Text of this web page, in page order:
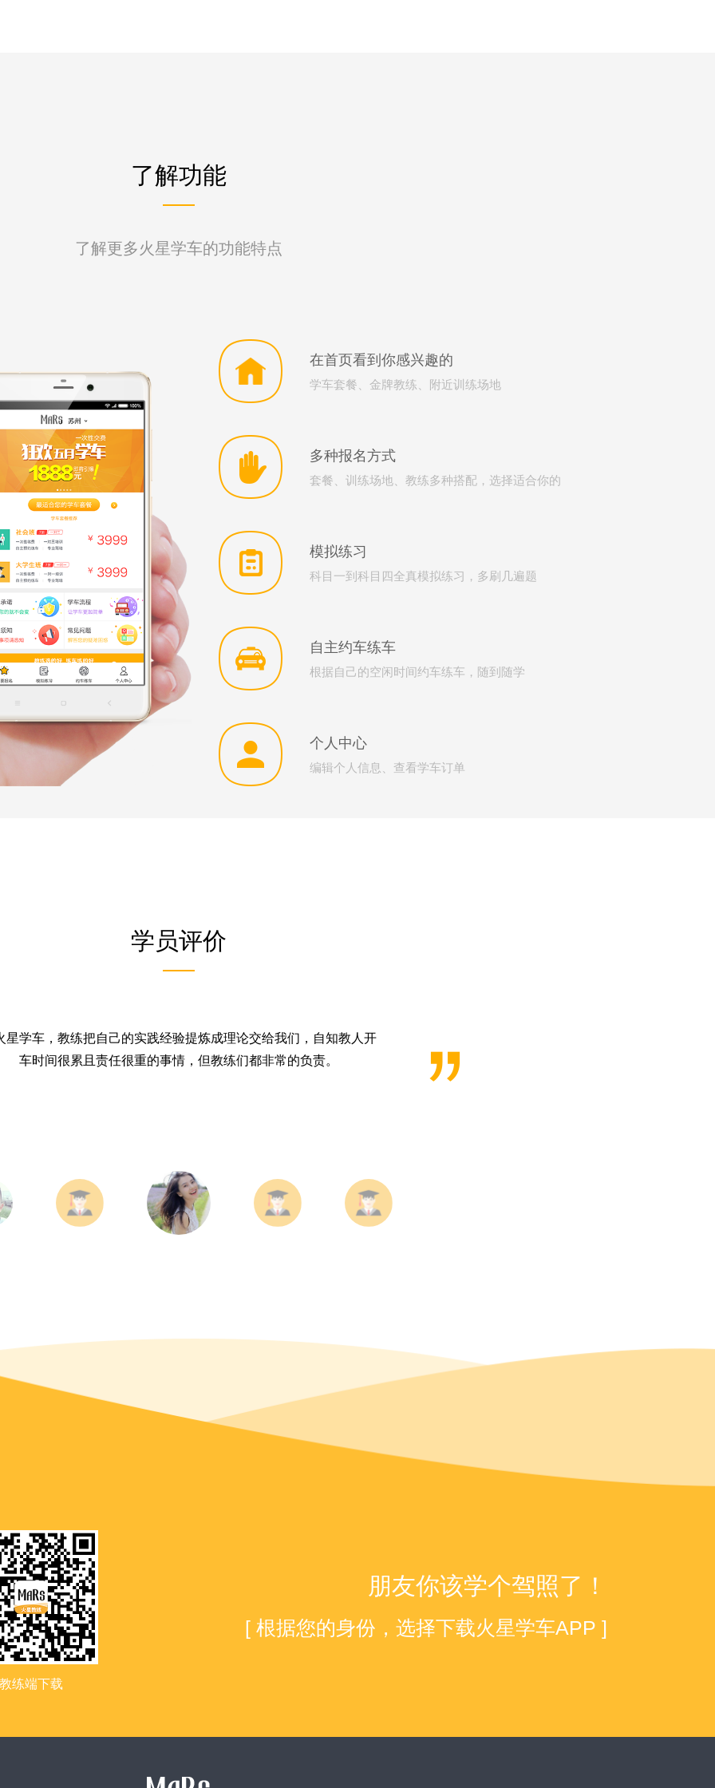
了解功能
了解更多火星学车的功能特点
在首页看到你感兴趣的
学车套餐、金牌教练、附近训练场地
多种报名方式
套餐、训练场地、教练多种搭配，选择适合你的
模拟练习
科目一到科目四全真模拟练习，多刷几遍题
自主约车练车
根据自己的空闲时间约车练车，随到随学
个人中心
编辑个人信息、查看学车订单
学员评价
星学车，教练把自己的实践经验提炼成理论交给我们，自知教人开
车时间很累且责任很重的事情，但教练们都非常的负责。
练端下载
朋友你该学个驾照了！
[ 根据您的身份，选择下载火星学车APP ]